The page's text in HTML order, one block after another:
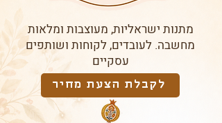
מתנות ישראליות, מעוצבות ומלאות
מחשבה. לעובדים, לקוחות ושותפים
עסקיים
לקבלת הצעת מחיר